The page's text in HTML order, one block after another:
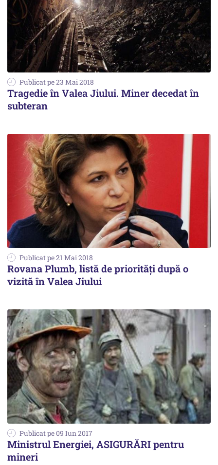
Publicat pe 23 Mai 2018
Tragedie în Valea Jiului. Miner decedat în
subteran
Publicat pe 21 Mai 2018
Rovana Plumb, listă de priorități după o
vizită în Valea Jiului
Publicat pe 09 Iun 2017
Ministrul Energiei, ASIGURĂRI pentru
mineri